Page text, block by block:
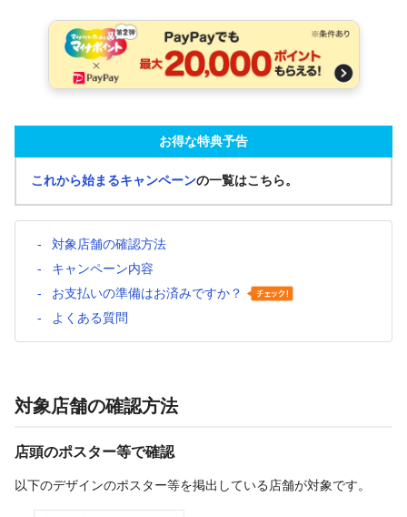
お得な特典予告
これから始まるキャンペーンの一覧はこちら。
対象店舗の確認方法
キャンペーン内容
お支払いの準備はお済みですか？
よくある質問
対象店舗の確認方法
店頭のポスター等で確認
以下のデザインのポスター等を掲出している店舗が対象です。